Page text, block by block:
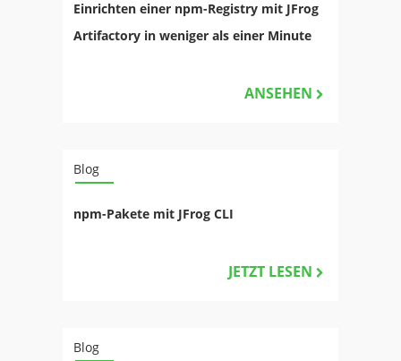
Einrichten einer npm-Registry mit JFrog
Artifactory in weniger als einer Minute
ANSEHEN
Blog
npm-Pakete mit JFrog CLI
JETZT LESEN
Blog